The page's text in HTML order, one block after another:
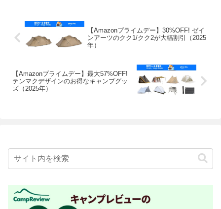
【Amazonプライムデー】30%OFF! ゼイ
ンアーツのクク1/クク2が大幅割引（2025
年）
【Amazonプライムデー】最大57%OFF!
テンマクデザインのお得なキャンプグッ
ズ（2025年）